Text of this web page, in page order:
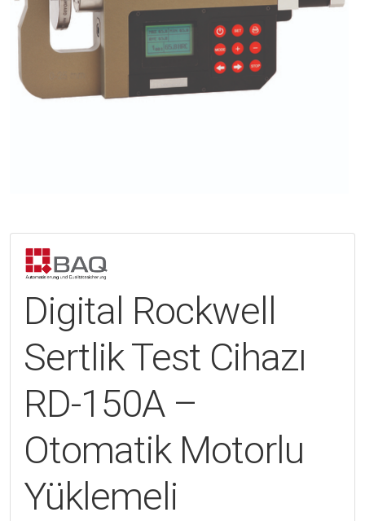
Digital Rockwell
Sertlik Test Cihazı
RD-150A –
Otomatik Motorlu
Yüklemeli